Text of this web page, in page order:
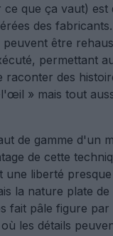
que ça vaut) est
des
peuvent être
permettant
raconter des
» mais tout
de gamme d'un
de cette
une liberté
la nature plate
fait pâle figure
les détails